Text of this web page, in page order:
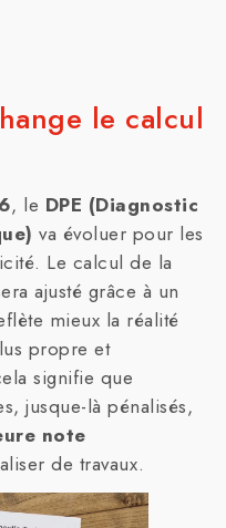
le calcul
, le DPE (Diagnostic
va évoluer pour les
Le calcul de la
ajusté grâce à un
mieux la réalité
propre et
signifie que
jusque-là pénalisés,
note
de travaux.